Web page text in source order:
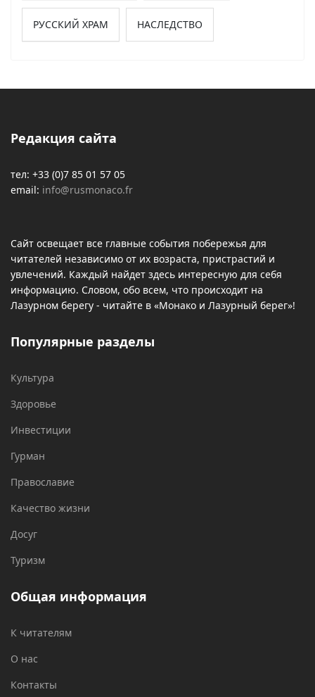
РУССКИЙ ХРАМ НАСЛЕДСТВО
Редакция сайта
тел: +33 (0)7 85 01 57 05
email: info@rusmonaco.fr
Сайт освещает все главные события побережья для
читателей независимо от их возраста, пристрастий и
увлечений. Каждый найдет здесь интересную для себя
информацию. Словом, обо всем, что происходит на
Лазурном берегу - читайте в «Монако и Лазурный берег»!
Популярные разделы
Культура
Здоровье
Инвестиции
Гурман
Православие
Качество жизни
Досуг
Туризм
Общая информация
К читателям
О нас
Контакты